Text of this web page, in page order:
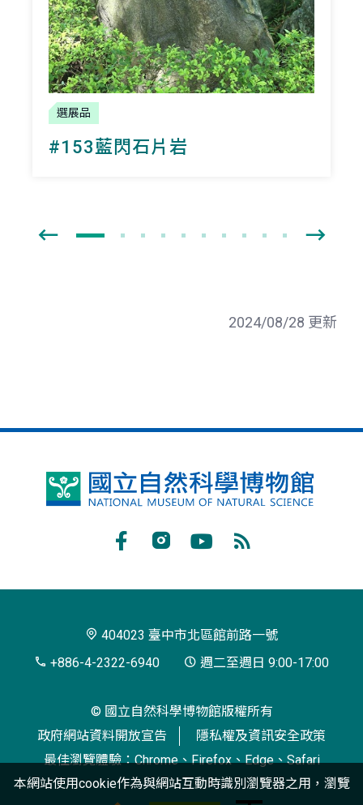
選展品
#153藍閃石片岩
2024/08/28 更新
國
博
閱
404023 臺中市北區館前路一號
+886-4-2322-6940
週二至週日 9:00-17:00
© 國立自然科學博物館版權所有
政府網站資料開放宣告
隱私權及資訊安全政策
最佳瀏覽體驗：Chrome、Firefox、Edge、Safari
本網站使用cookie作為與網站互動時識別瀏覽器之用，瀏覽